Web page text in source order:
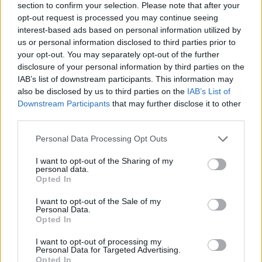
section to confirm your selection. Please note that after your
opt-out request is processed you may continue seeing
interest-based ads based on personal information utilized by
us or personal information disclosed to third parties prior to
your opt-out. You may separately opt-out of the further
disclosure of your personal information by third parties on the
IAB’s list of downstream participants. This information may
also be disclosed by us to third parties on the IAB’s List of
Downstream Participants that may further disclose it to other
Personal Data Processing Opt Outs
I want to opt-out of the Sharing of my
personal data.
Opted In
I want to opt-out of the Sale of my
Personal Data.
Opted In
I want to opt-out of processing my
Personal Data for Targeted Advertising.
Opted In
A propos Nathalie Leclerc2950 Articles
Nathalie Leclerc est une journaliste spécialisée en santé et
expertise journalistique à une expérience concrète de la
santé familiale et de la nutrition. Fervente adepte d’un mode
de vie sain, écologique et durable, elle s’engage depuis de
nombreuses années en faveur des produits biologiques et
des solutions de ménage respectueuses de l’environnement.
Grâce à cette double casquette de journaliste et de maman
accessibles, permettant à ses lecteurs de mieux naviguer